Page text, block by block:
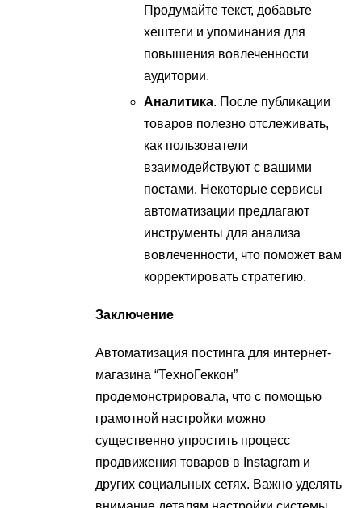
Продумайте текст, добавьте
хештеги и упоминания для
повышения вовлеченности
аудитории.
Аналитика. После публикации
товаров полезно отслеживать,
как пользователи
взаимодействуют с вашими
постами. Некоторые сервисы
автоматизации предлагают
инструменты для анализа
вовлеченности, что поможет вам
корректировать стратегию.
Заключение
Автоматизация постинга для интернет-
магазина “ТехноГеккон”
продемонстрировала, что с помощью
грамотной настройки можно
существенно упростить процесс
продвижения товаров в Instagram и
других социальных сетях. Важно уделять